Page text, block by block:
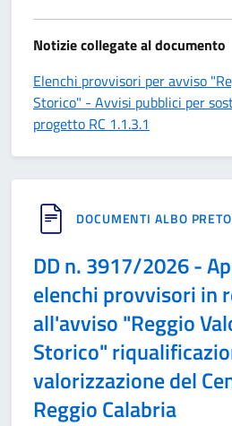
Notizie collegate al documento
Elenchi provvisori per avviso
Storico" - Avvisi pubblici per
progetto RC 1.1.3.1
DOCUMENTI ALBO
DD n. 3917/2026 -
elenchi provvisori in
all'avviso "Reggio
Storico"
valorizzazione del
Reggio Calabria